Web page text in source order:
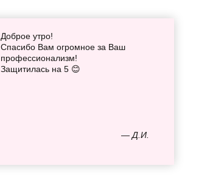
— Д.И.
Доброе утро!
Спасибо Вам огромное за Ваш
профессионализм!
Защитилась на 5 😊